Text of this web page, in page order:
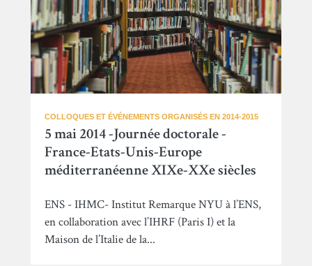
COLLOQUES ET ÉVÉNEMENTS ORGANISÉS EN 2014-2015
5 mai 2014 -Journée doctorale -
France-Etats-Unis-Europe
méditerranéenne XIXe-XXe siècles
ENS - IHMC- Institut Remarque NYU à l’ENS,
en collaboration avec l’IHRF (Paris I) et la
Maison de l’Italie de la...